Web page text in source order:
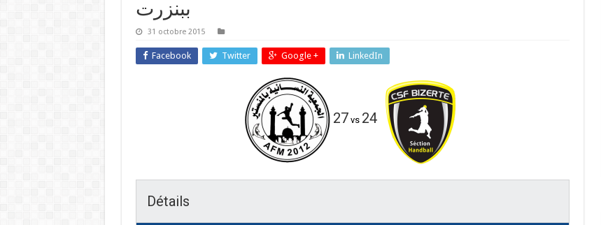
ببنزرت
31 octobre 2015
Facebook Twitter Google + LinkedIn
27 vs 24
Détails